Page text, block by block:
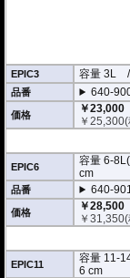
・ソフトバッグであり
を誇り、高速走行でも
0km/h)。
・防水仕様 : 高い防水
るものではありません)
・リッド裏にはメッシ
・天面にはグローブな
・バッグの手前、両サ
・サイドに施されたデ
・バッグの開閉ロック
ションの使用が可能。
・オプションにスマホ
スマホをナビとして利
※搭載には別途「マル
EPIC3 容量 3L /
品番 640-
価格
￥23,000
￥25,300
EPIC6
容量 6-
cm
品番 640-
価格
￥28,500
￥31,350
EPIC11
容量 11-
6 cm